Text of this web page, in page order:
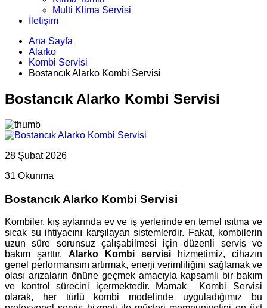
Multi Klima Servisi
İletişim
Ana Sayfa
Alarko
Kombi Servisi
Bostancık Alarko Kombi Servisi
Bostancık Alarko Kombi Servisi
28 Şubat 2026
31 Okunma
Bostancık Alarko Kombi Servisi
Kombiler, kış aylarında ev ve iş yerlerinde en temel ısıtma ve
sıcak su ihtiyacını karşılayan sistemlerdir. Fakat, kombilerin
uzun süre sorunsuz çalışabilmesi için düzenli servis ve
bakım şarttır. Alarko Kombi servisi hizmetimiz, cihazın
genel performansını artırmak, enerji verimliliğini sağlamak ve
olası arızaların önüne geçmek amacıyla kapsamlı bir bakım
ve kontrol sürecini içermektedir. Mamak Kombi Servisi
olarak, her türlü kombi modelinde uyguladığımız bu